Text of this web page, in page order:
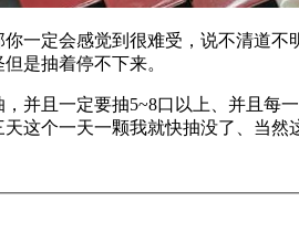
一定会感觉到很难受，说不清道
是抽着停不下来。
并且一定要抽5~8口以上、并且每
这个一天一颗我就快抽没了、当然